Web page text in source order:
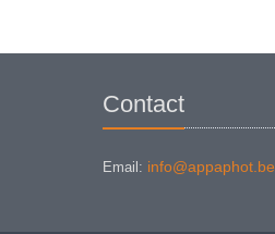
Contact
Email: info@appaphot.be